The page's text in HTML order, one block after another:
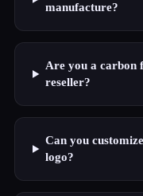
manufacture?
Are you a carbon
reseller?
Can you
logo?